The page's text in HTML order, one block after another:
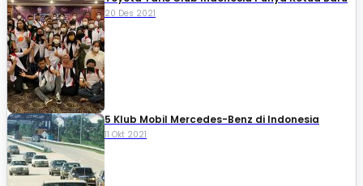
20 Des 2021
5 Klub Mobil Mercedes-Benz di Indonesia
11 Okt 2021